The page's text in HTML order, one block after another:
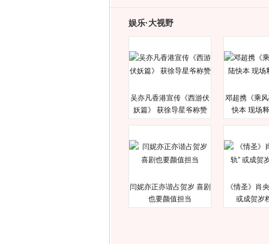
娱乐·大视野
吴亦凡香港宣传《西游伏
妖篇》 获徐导星爷称赞
邓超携《乘
快本 现场
闫妮亦正亦谐占贺岁 喜剧
也要颜值担当
《情圣》肖
或成贺岁